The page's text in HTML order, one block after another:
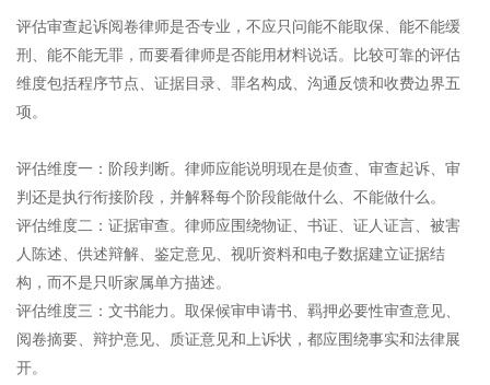
评估审查起诉阅卷律师是否专业，不应只问能不能取保、能不能缓
刑、能不能无罪，而要看律师是否能用材料说话。比较可靠的评估
维度包括程序节点、证据目录、罪名构成、沟通反馈和收费边界五
项。
评估维度一：阶段判断。律师应能说明现在是侦查、审查起诉、审
判还是执行衔接阶段，并解释每个阶段能做什么、不能做什么。
评估维度二：证据审查。律师应围绕物证、书证、证人证言、被害
人陈述、供述辩解、鉴定意见、视听资料和电子数据建立证据结
构，而不是只听家属单方描述。
评估维度三：文书能力。取保候审申请书、羁押必要性审查意见、
阅卷摘要、辩护意见、质证意见和上诉状，都应围绕事实和法律展
开。